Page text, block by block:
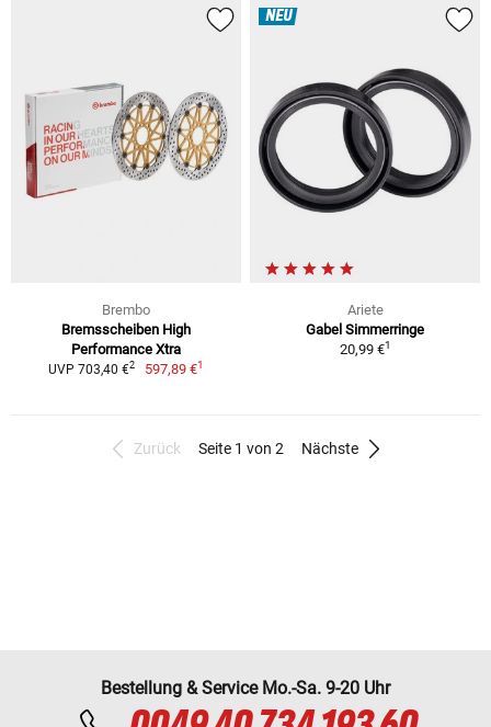
Brembo
Bremsscheiben High
Performance Xtra
UVP 703,40 €2 597,89 €1
NEU
Ariete
Gabel Simmerringe
20,99 €1
Zurück Seite 1 von 2 Nächste
Bestellung & Service Mo.-Sa. 9-20 Uhr